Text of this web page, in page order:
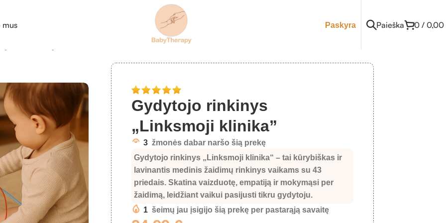
mus Paskyra Paieška 0 / 0,00
Gydytojo rinkinys
„Linksmoji klinika”
3 žmonės dabar naršo šią prekę
Gydytojo rinkinys „Linksmoji klinika“ – tai kūrybiškas ir
lavinantis medinis žaidimų rinkinys vaikams su 43
priedais. Skatina vaizduotę, empatiją ir mokymąsi per
žaidimą, leidžiant vaikui pasijusti tikru gydytoju.
1 šeimų jau įsigijo šią prekę per pastarąją savaitę